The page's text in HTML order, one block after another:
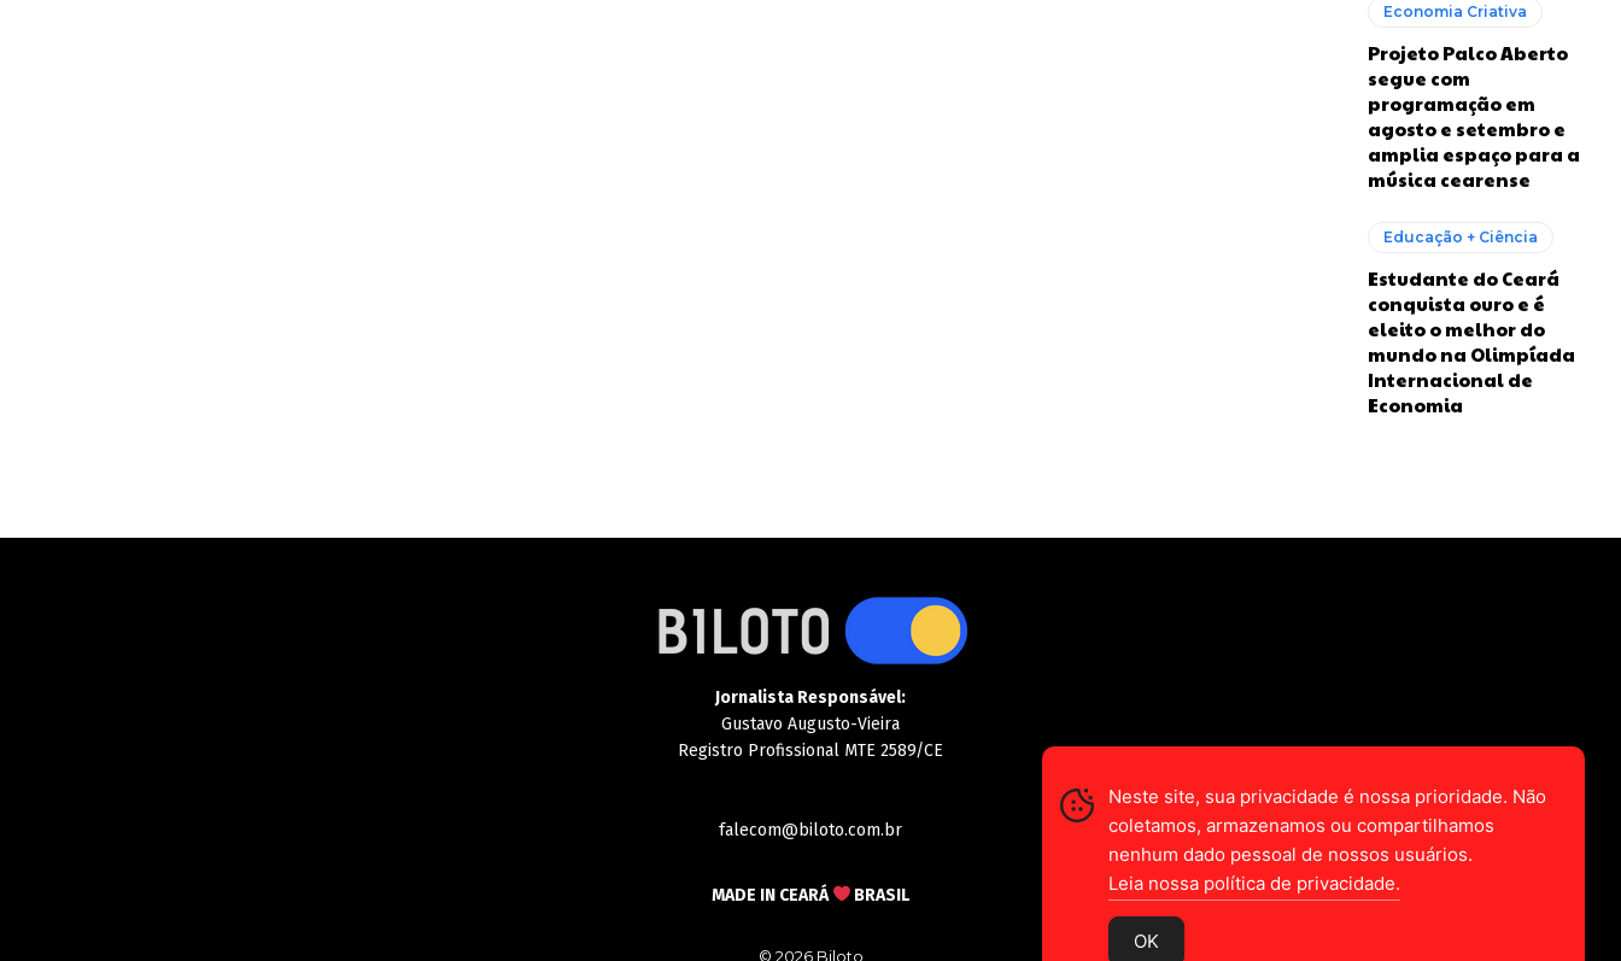
Economia Criativa
Projeto Palco Aberto
segue com
programação em
agosto e setembro e
amplia espaço para a
música cearense
Educação + Ciência
Estudante do Ceará
conquista ouro e é
eleito o melhor do
mundo na Olimpíada
Internacional de
Economia
Jornalista Responsável:
Gustavo Augusto-Vieira
Registro Profissional MTE 2589/CE
falecom@biloto.com.br
MADE IN CEARÁ BRASIL
© 2026 Biloto
Neste site, sua privacidade é nossa prioridade. Não
coletamos, armazenamos ou compartilhamos
nenhum dado pessoal de nossos usuários.
Leia nossa política de privacidade.
OK